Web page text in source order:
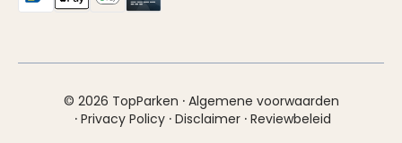
© 2026 TopParken · Algemene voorwaarden
· Privacy Policy · Disclaimer · Reviewbeleid